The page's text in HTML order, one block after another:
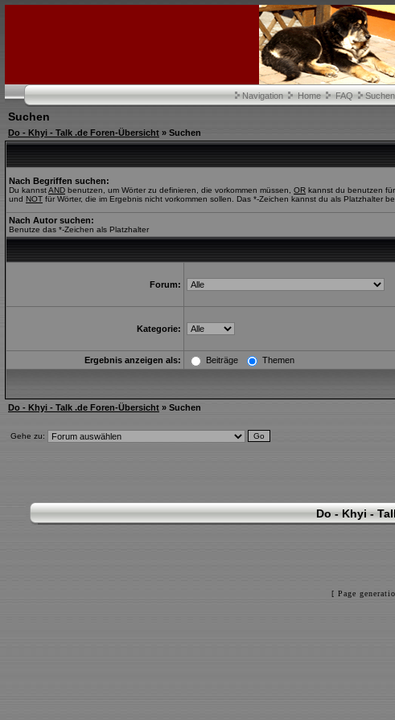
Navigation Home FAQ Suchen
Suchen
Do - Khyi - Talk .de Foren-Übersicht » Suchen
Nach Begriffen suchen:
Du kannstAND benutzen, um Wörter zu definieren, die vorkommen müssen, OR kannst du benutzen
und NOT für Wörter, die im Ergebnis nicht vorkommen sollen. Das *-Zeichen kannst du als Platzhalter
Nach Autor suchen:
Benutze das *-Zeichen als Platzhalter
Forum:
Kategorie:
Ergebnis anzeigen als:
Beiträge Themen
Do - Khyi - Talk .de Foren-Übersicht » Suchen
Gehe zu:
Do - Khyi -
[ Page